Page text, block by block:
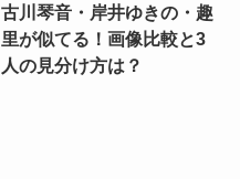
古川琴音・岸井ゆきの・趣
里が似てる！画像比較と3
人の見分け方は？